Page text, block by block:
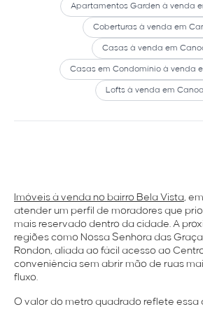
Apartamentos Garden à venda
Coberturas à venda em
Casas à venda em
Casas em Condomínio à venda
Lofts à venda em
Imóveis à venda no bairro Bela Vista,
atender um perfil de moradores que
mais reservado dentro da cidade. A
regiões como Nossa Senhora das
Rondon, aliada ao fácil acesso ao
conveniência sem abrir mão de ruas
fluxo.
O valor do metro quadrado reflete essa